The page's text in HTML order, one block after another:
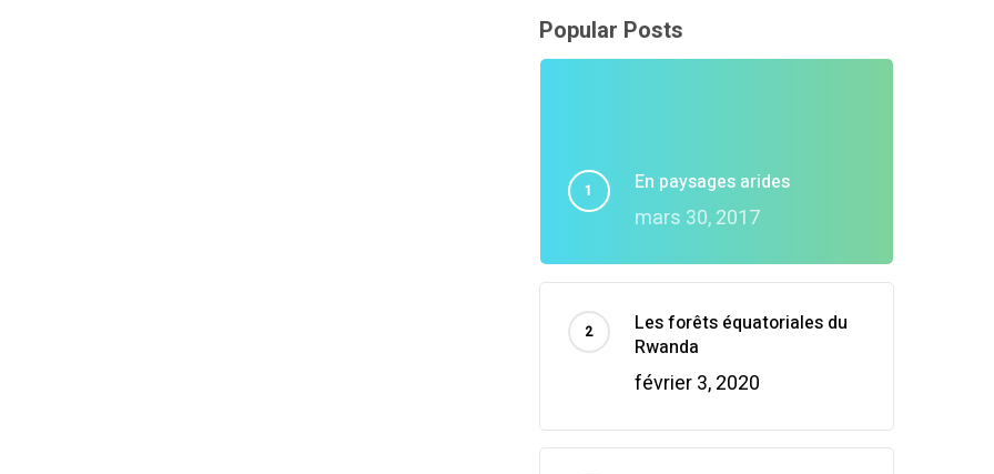
Popular Posts
En paysages arides
mars 30, 2017
Les forêts équatoriales du
Rwanda
février 3, 2020